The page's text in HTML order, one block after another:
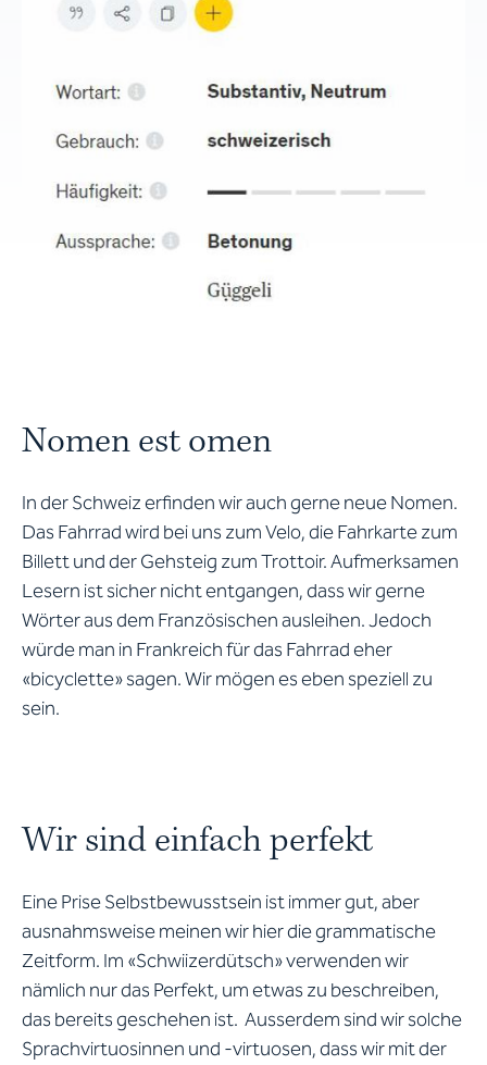
Nomen est omen
In der Schweiz erfinden wir auch gerne neue Nomen.
Das Fahrrad wird bei uns zum Velo, die Fahrkarte zum
Billett und der Gehsteig zum Trottoir. Aufmerksamen
Lesern ist sicher nicht entgangen, dass wir gerne
Wörter aus dem Französischen ausleihen. Jedoch
würde man in Frankreich für das Fahrrad eher
«bicyclette» sagen. Wir mögen es eben speziell zu
sein.
Wir sind einfach perfekt
Eine Prise Selbstbewusstsein ist immer gut, aber
ausnahmsweise meinen wir hier die grammatische
Zeitform. Im «Schwiizerdütsch» verwenden wir
nämlich nur das Perfekt, um etwas zu beschreiben,
das bereits geschehen ist. Ausserdem sind wir solche
Sprachvirtuosinnen und -virtuosen, dass wir mit der